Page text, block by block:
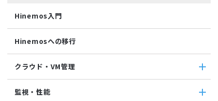
Hinemos入門
Hinemosへの移行
クラウド・VM管理
クラウド・VM共通
監視・性能